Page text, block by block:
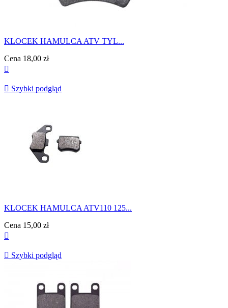
KLOCEK HAMULCA ATV TYL...
Cena 18,00 zł

 Szybki podgląd
KLOCEK HAMULCA ATV110 125...
Cena 15,00 zł

 Szybki podgląd